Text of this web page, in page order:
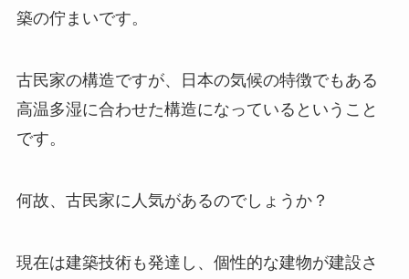
築の佇まいです。
古民家の構造ですが、日本の気候の特徴でもある
高温多湿に合わせた構造になっているということ
です。
何故、古民家に人気があるのでしょうか？
現在は建築技術も発達し、個性的な建物が建設さ